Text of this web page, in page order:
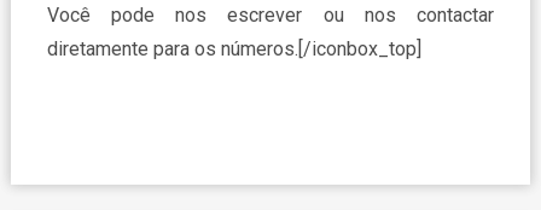
Você pode nos escrever ou nos contactar
diretamente para os números.[/iconbox_top]